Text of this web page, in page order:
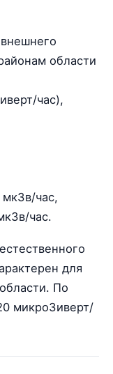
области
час),
мкЗв/час,
час.
для
По
микроЗиверт/